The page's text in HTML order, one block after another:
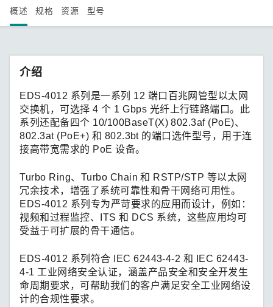
概述 规格 资源 型号
介绍
EDS-4012 系列是一系列 12 端口百兆网管型以太网
交换机，可选择 4 个 1 Gbps 光纤上行链路端口。此
系列还配备四个 10/100BaseT(X) 802.3af (PoE)、
802.3at (PoE+) 和 802.3bt 的端口选件型号，用于连
接高带宽需求的 PoE 设备。
Turbo Ring、Turbo Chain 和 RSTP/STP 等以太网
冗余技术，增强了系统可靠性和骨干网络可用性。
EDS-4012 系列专为严苛要求的应用而设计，例如：
视频和过程监控、ITS 和 DCS 系统，这些应用均可
受益于可扩展的骨干通信。
EDS-4012 系列符合 IEC 62443-4-2 和 IEC 62443-
4-1 工业网络安全认证，涵盖产品安全和安全开发生
命周期要求，可帮助我们的客户满足安全工业网络设
计的合规性要求。